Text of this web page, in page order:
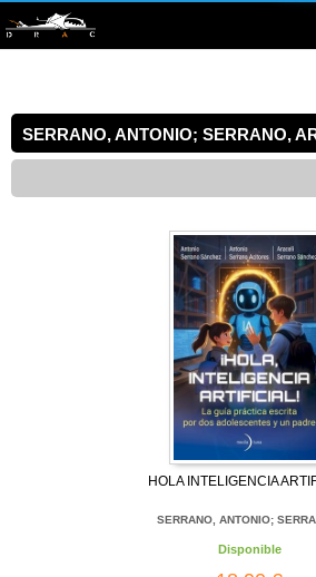
SERRANO, ANTONIO; SERRANO,
HOLA INTELIGENCIA
SERRANO, ANTONIO;
Disponible